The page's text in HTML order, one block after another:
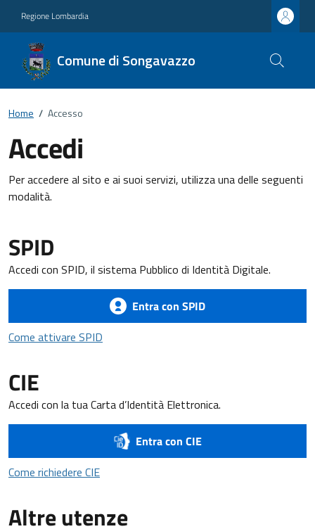
Regione Lombardia
Comune di Songavazzo
Home / Accesso
Accedi
Per accedere al sito e ai suoi servizi, utilizza una delle seguenti
modalità.
SPID
Accedi con SPID, il sistema Pubblico di Identità Digitale.
Entra con SPID
Come attivare SPID
CIE
Accedi con la tua Carta d’Identità Elettronica.
Entra con CIE
Come richiedere CIECome richiedere CIE
Altre utenze